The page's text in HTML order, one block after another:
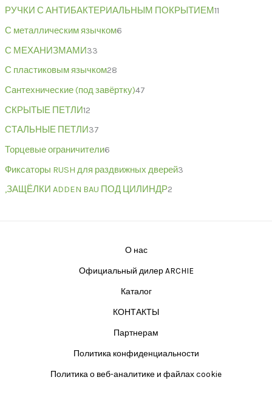
РУЧКИ С АНТИБАКТЕРИАЛЬНЫМ ПОКРЫТИЕМ11
С металлическим язычком6
С МЕХАНИЗМАМИ33
С пластиковым язычком28
Сантехнические (под завёртку)47
СКРЫТЫЕ ПЕТЛИ12
СТАЛЬНЫЕ ПЕТЛИ37
Торцевые ограничители6
Фиксаторы RUSH для раздвижных дверей3
,ЗАЩЁЛКИ ADDEN BAU ПОД ЦИЛИНДР2
О нас
Официальный дилер ARCHIE
Каталог
КОНТАКТЫ
Партнерам
Политика конфиденциальности
Политика о веб-аналитике и файлах cookie